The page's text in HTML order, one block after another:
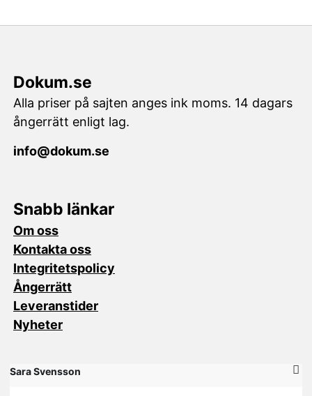
Dokum.se
Alla priser på sajten anges ink moms. 14 dagars
ångerrätt enligt lag.
info@dokum.se
Snabb länkar
Om oss
Kontakta oss
Integritetspolicy
Ångerrätt
Leveranstider
Nyheter
Sara Svensson